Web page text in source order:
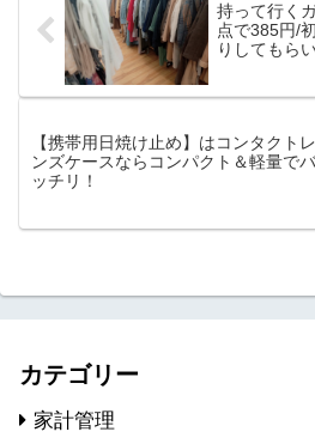
持って行く
点で385円/
りしてもら
【携帯用日焼け止め】はコンタクトレ
ンズケースならコンパクト＆軽量でバ
ッチリ！
カテゴリー
家計管理